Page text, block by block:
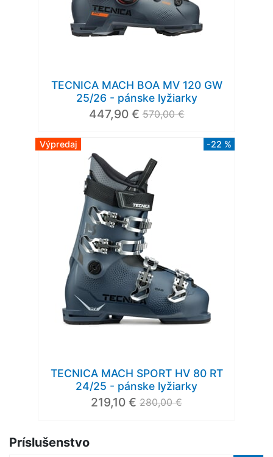
TECNICA MACH BOA MV 120 GW
25/26 - pánske lyžiarky
447,90 € 570,00 €
Výpredaj -22 %
TECNICA MACH SPORT HV 80 RT
24/25 - pánske lyžiarky
219,10 € 280,00 €
Príslušenstvo